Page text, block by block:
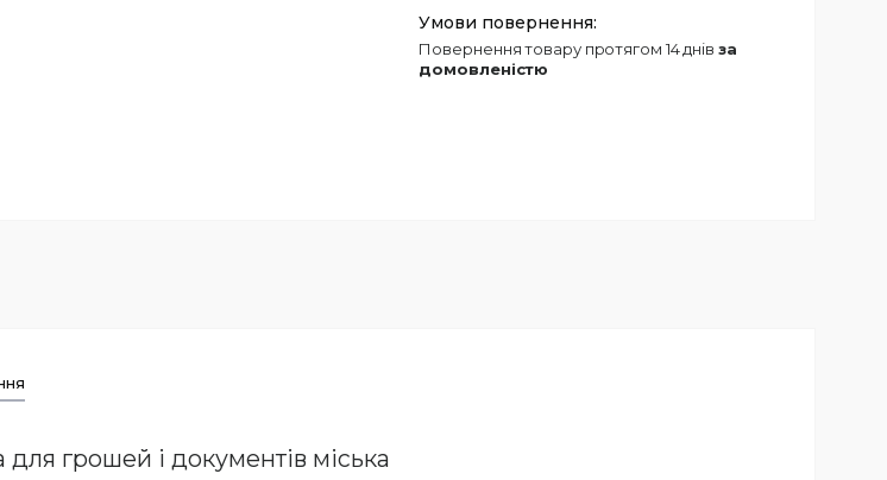
повернення товару протягом 14 днів за
домовленістю
грошей і документів міська